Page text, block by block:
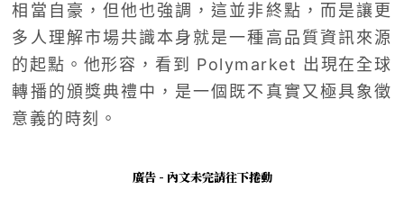
相當自豪，但他也強調，這並非終點，而是讓更
多人理解市場共識本身就是一種高品質資訊來源
的起點。他形容，看到 Polymarket 出現在全球
轉播的頒獎典禮中，是一個既不真實又極具象徵
意義的時刻。
廣告 - 內文未完請往下捲動